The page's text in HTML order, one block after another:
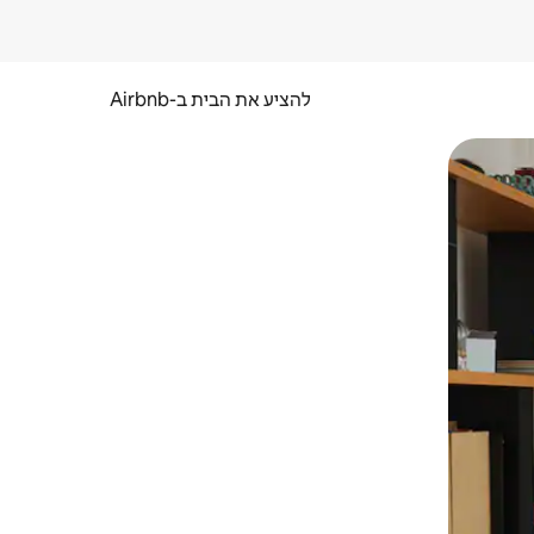
להציע את הבית ב-Airbnb